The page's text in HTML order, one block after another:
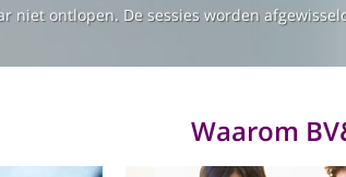
niet ontlopen. De sessies worden
Waarom